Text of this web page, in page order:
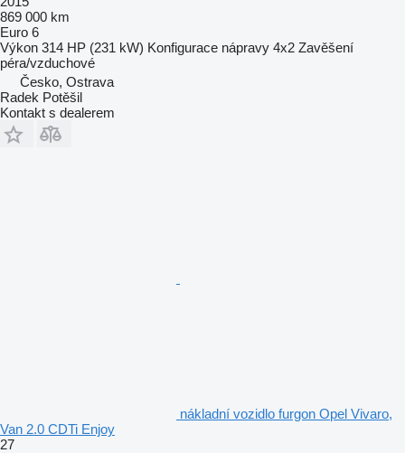
869 000 km
Euro 6
Výkon 314 HP (231 kW) Konfigurace nápravy 4x2 Zavěšení
péra/vzduchové
Česko, Ostrava
Radek Potěšil
Kontakt s dealerem
nákladní vozidlo furgon Opel Vivaro,
Van 2.0 CDTi Enjoy
27